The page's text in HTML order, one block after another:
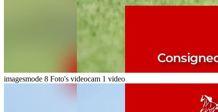
imagesmode 8 Foto's videocam 1 video